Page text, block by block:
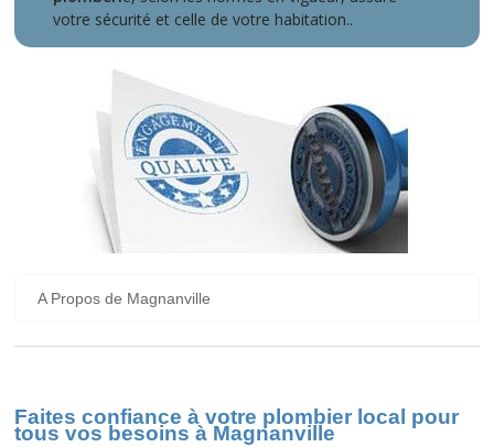
votre sécurité et celle de votre habitation..
A Propos de Magnanville
Faites confiance à votre plombier local pour
tous vos besoins à Magnanville